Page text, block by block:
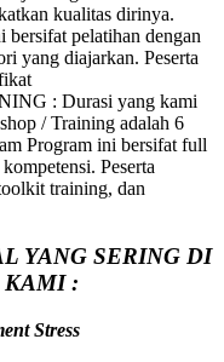
kualitas dirinya.
pelatihan dengan
yang diajarkan. Peserta
: Durasi yang kami
/ Training adalah 6
Program ini bersifat full
Peserta
training, dan
YANG SERING DI
KAMI :
Stress